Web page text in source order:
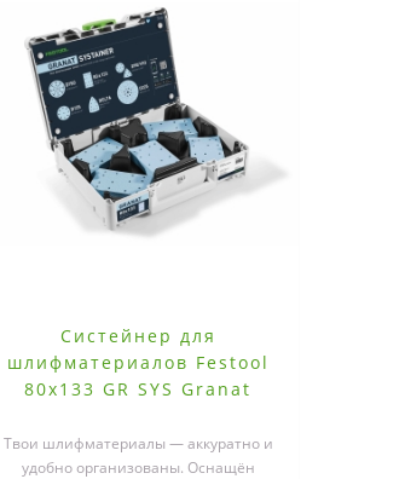
Систейнер для
шлифматериалов Festool
80x133 GR SYS Granat
Твои шлифматериалы — аккуратно и
удобно организованы. Оснащён